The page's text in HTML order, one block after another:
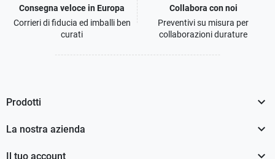
Consegna veloce in Europa
Corrieri di fiducia ed imballi ben
curati
Collabora con noi
Preventivi su misura per
collaborazioni durature
Prodotti 
La nostra azienda 
Il tuo account 